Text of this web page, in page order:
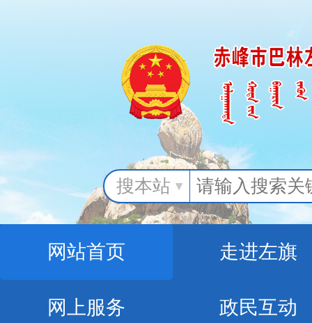
搜本站
网站首页 走进左旗
网上服务 政民互动